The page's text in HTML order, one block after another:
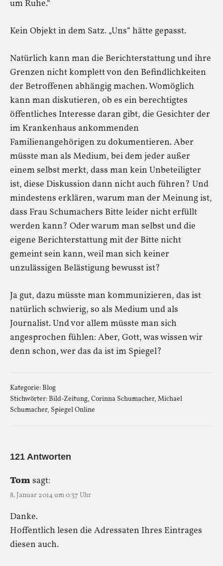
um Ruhe.“
Kein Objekt in dem Satz. „Uns“ hätte gepasst.
Natürlich kann man die Berichterstattung und ihre
Grenzen nicht komplett von den Befindlichkeiten
der Betroffenen abhängig machen. Womöglich
kann man diskutieren, ob es ein berechtigtes
öffentliches Interesse daran gibt, die Gesichter der
im Krankenhaus ankommenden
Familienangehörigen zu dokumentieren. Aber
müsste man als Medium, bei dem jeder außer
einem selbst merkt, dass man kein Unbeteiligter
ist, diese Diskussion dann nicht auch führen? Und
mindestens erklären, warum man der Meinung ist,
dass Frau Schumachers Bitte leider nicht erfüllt
werden kann? Oder warum man selbst und die
eigene Berichterstattung mit der Bitte nicht
gemeint sein kann, weil man sich keiner
unzulässigen Belästigung bewusst ist?
Ja gut, dazu müsste man kommunizieren, das ist
natürlich schwierig, so als Medium und als
Journalist. Und vor allem müsste man sich
angesprochen fühlen: Aber, Gott, was wissen wir
denn schon, wer das da ist im Spiegel?
Kategorie:Blog
Stichwörter:Bild-Zeitung, Corinna Schumacher, Michael
Schumacher, Spiegel Online
121 Antworten
Tomsagt:
8. Januar 2014 um 0:37 Uhr
Danke.
Hoffentlich lesen die Adressaten Ihres Eintrages
diesen auch.